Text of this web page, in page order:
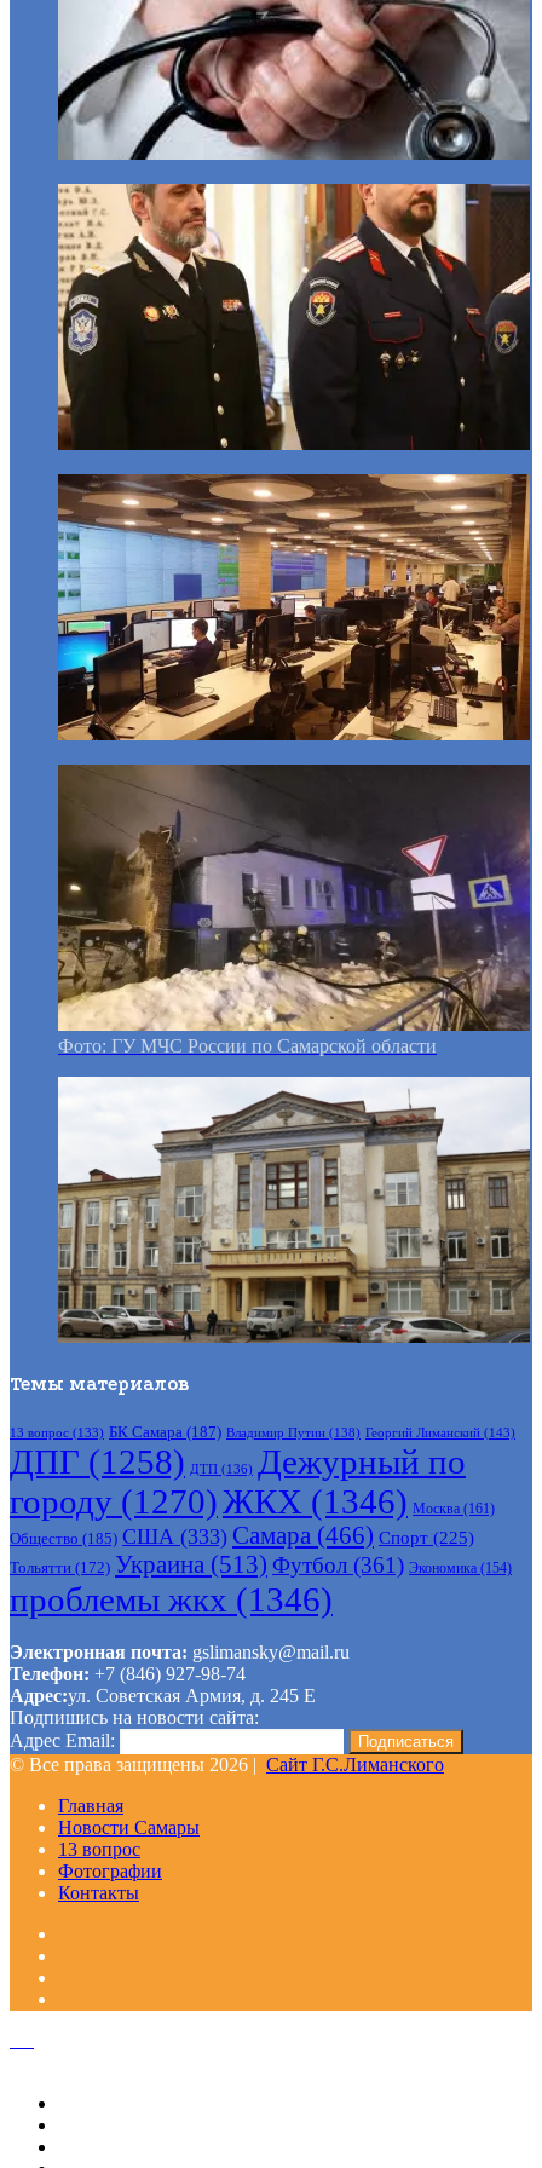
Фото: ГУ МЧС России по Самарской области
Темы материалов
13 вопрос (133) БК Самара (187) Владимир Путин (138) Георгий Лиманский (143)
ДПГ (1258) ДТП (136) Дежурный по
городу (1270)ЖКХ (1346) Москва (161)
Общество (185) США (333) Самара (466) Спорт (225)
Тольятти (172) Украина (513) Футбол (361) Экономика (154)
проблемы жкх (1346)
Электронная почта: gslimansky@mail.ru
Телефон: +7 (846) 927-98-74
Адрес:ул. Советская Армия, д. 245 Е
Подпишись на новости сайта:
Адрес Email:
© Все права защищены 2026 | Сайт Г.С.Лиманского
Главная
Новости Самары
13 вопрос
Фотографии
Контакты
Закрыть